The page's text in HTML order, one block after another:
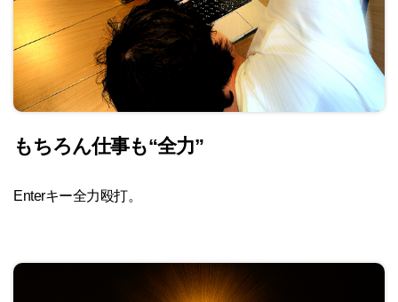
もちろん仕事も“全力”
Enterキー全力殴打。